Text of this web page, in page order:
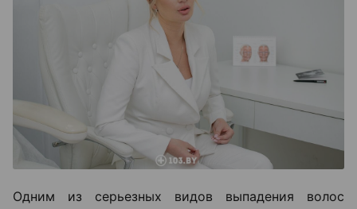
Одним из серьезных видов выпадения волос